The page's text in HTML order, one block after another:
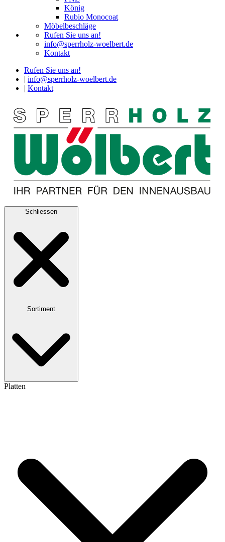
König
Rubio Monocoat
Möbelbeschläge
Rufen Sie uns an!
info@sperrholz-woelbert.de
Kontakt
Rufen Sie uns an!
info@sperrholz-woelbert.de
Kontakt
Schliessen
Sortiment
Platten